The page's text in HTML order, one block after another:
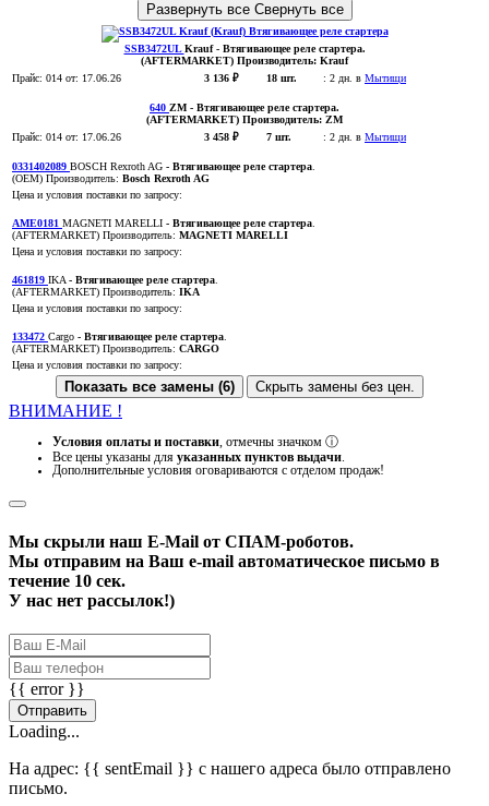
Развернуть все Свернуть все
SSB3472ULKrauf- Втягивающее реле стартера.
(AFTERMARKET) Производитель: Krauf
Прайс: 014 от: 17.06.26 3 136 ₽ 18 шт. : 2 дн. в Мытищи
640 ZM - Втягивающее реле стартера.
(AFTERMARKET) Производитель: ZM
Прайс: 014 от: 17.06.26 3 458 ₽ 7 шт. : 2 дн. в Мытищи
0331402089 BOSCH Rexroth AG - Втягивающее реле стартера.
(OEM) Производитель: Bosch Rexroth AG
Цена и условия поставки по запросу:
AME0181 MAGNETI MARELLI - Втягивающее реле стартера.
(AFTERMARKET) Производитель: MAGNETI MARELLI
Цена и условия поставки по запросу:
461819 IKA- Втягивающее реле стартера.
(AFTERMARKET) Производитель: IKA
Цена и условия поставки по запросу:
133472 Cargo - Втягивающее реле стартера.
(AFTERMARKET) Производитель: CARGO
Цена и условия поставки по запросу:
Показать все замены (6) Скрыть замены без цен.
ВНИМАНИЕ !
Условия оплаты и поставки , отмечны значком ⓘ
Все цены указаны для указанных пунктов выдачи
Дополнительные условия оговариваются с отделом продаж!
Мы скрыли наш E-Mail от СПАМ-роботов.
Мы отправим на Ваш e-mail автоматическое письмо в
течение 10 сек.
У нас нет рассылок!)
{{ error }}
Отправить
Loading...
На адрес: {{ sentEmail }} с нашего адреса было отправлено
письмо.